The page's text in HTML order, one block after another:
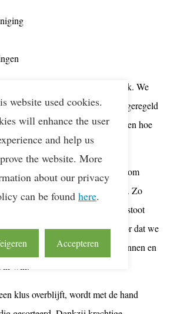
aanpak ontzettend belangrijk. We
Z en zorgen dat het in no-time geregeld
kunt leunen en kunt zien hoe
bij ons hoog in het vaandel. Daarom
100% elektrische voertuigen. Zo
onze dienstverlening met 0% uitstoot
zorgen we er ook voor dat we
en buiten de stad, ons werk kunnen en
win.
klus overblijft, wordt met de hand
website used cookies.
will enhance the user
and help us
the website. More
about our privacy
can be found here.
Accepteren